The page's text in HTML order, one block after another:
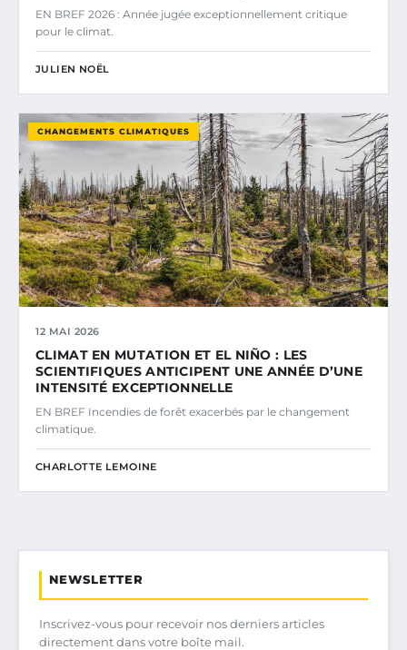
EN BREF 2026 : Année jugée exceptionnellement critique
pour le climat.
JULIEN NOËL
CHANGEMENTS CLIMATIQUES
12 MAI 2026
CLIMAT EN MUTATION ET EL NIÑO : LES
SCIENTIFIQUES ANTICIPENT UNE ANNÉE D’UNE
INTENSITÉ EXCEPTIONNELLE
EN BREF Incendies de forêt exacerbés par le changement
climatique.
CHARLOTTE LEMOINE
NEWSLETTER
Inscrivez-vous pour recevoir nos derniers articles
directement dans votre boîte mail.